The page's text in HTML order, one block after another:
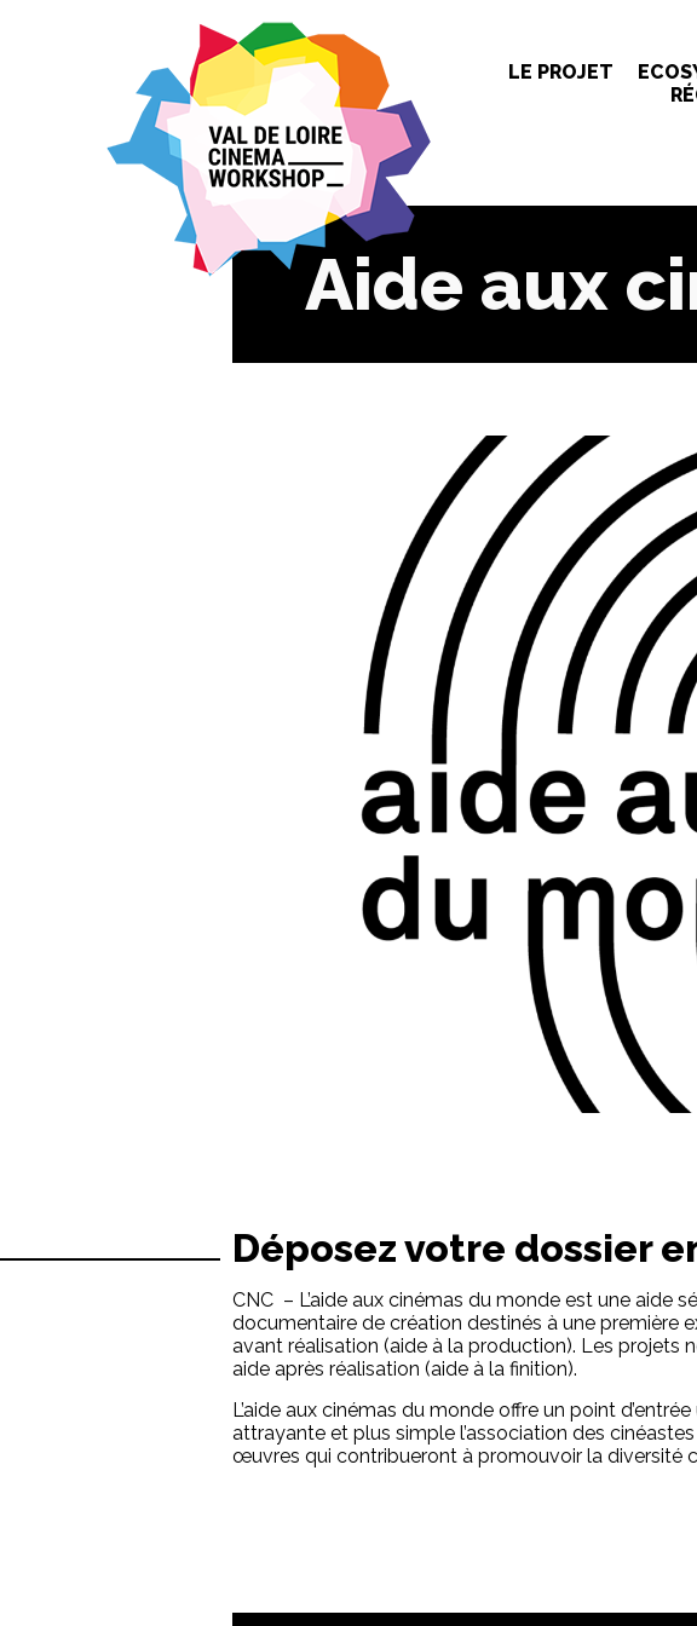
LE PROJET
Aide aux
Déposez votre dossier
CNC – L’aide aux cinémas du monde est une aide
documentaire de création destinés à une première
avant réalisation (aide à la production). Les projets
aide après réalisation (aide à la finition).
L’aide aux cinémas du monde offre un point
attrayante et plus simple l’association des
œuvres qui contribueront à promouvoir la diversité